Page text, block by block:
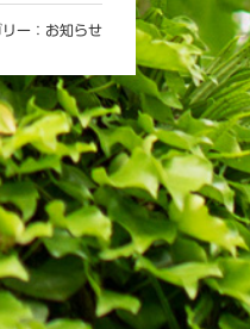
ー： お知らせ